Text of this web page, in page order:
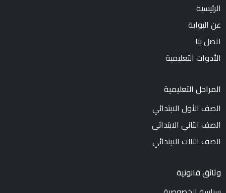
الرئيسية
عن البوابة
اتصل بنا
الأدوات التعليمية
المراحل التعليمية
الصف الأول الابتدائي
الصف الثاني الابتدائي
الصف الثالث الابتدائي
وثائق قانونية